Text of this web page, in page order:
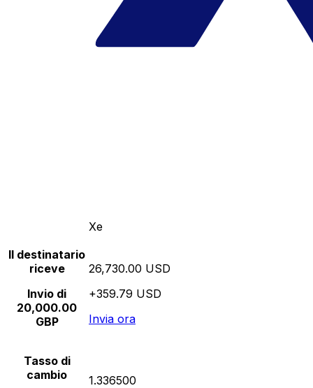
Xe
Il destinatario
riceve
Invio di
20,000.00
GBP
26,730.00 USD
+359.79 USD
Invia ora
Tasso di
cambio
1.336500